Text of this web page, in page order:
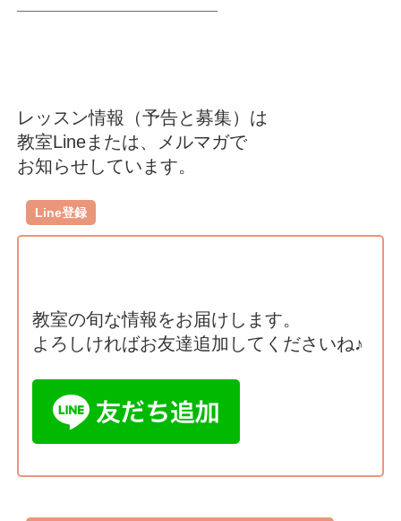
レッスン情報（予告と募集）は
教室Lineまたは、メルマガで
お知らせしています。
Line登録
教室の旬な情報をお届けします。
よろしければお友達追加してくださいね♪